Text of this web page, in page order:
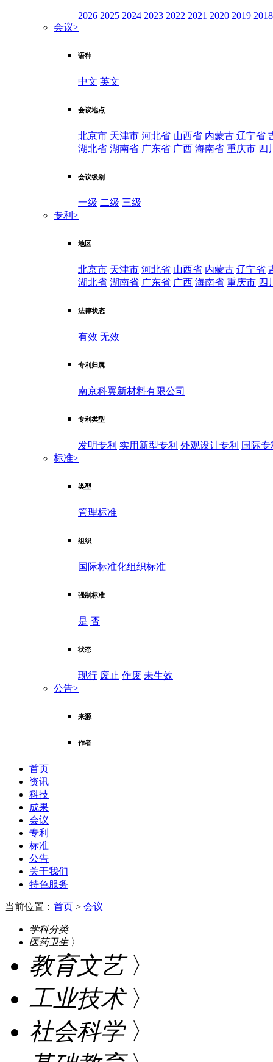
2026 2025 2024 2023 2022 2021 2020 2019 2018
会议>
语种
中文 英文
会议地点
北京市 天津市 河北省 山西省 内蒙古 辽宁省
湖北省 湖南省 广东省 广西 海南省 重庆市 四
会议级别
一级 二级 三级
专利 >
地区
北京市 天津市 河北省 山西省 内蒙古 辽宁省
湖北省 湖南省 广东省 广西 海南省 重庆市 四
法律状态
有效 无效
专利归属
南京科翼新材料有限公司
专利类型
发明专利 实用新型专利 外观设计专利 国际专
标准>
类型
管理标准
组织
国际标准化组织标准
强制标准
是 否
状态
现行 废止 作废 未生效
公告>
来源
作者
首页
资讯
科技
成果
会议
专利
标准
公告
关于我们
特色服务
当前位置： 首页 > 会议
学科分类
医药卫生 〉
教育文艺 〉
工业技术 〉
社会科学 〉